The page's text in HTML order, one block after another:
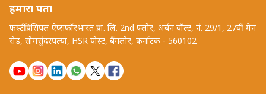
हमारा पता
फर्स्टप्रिंसिपल ऐप्सफॉरभारत प्रा. लि. 2nd फ्लोर, अर्बन वॉल्ट, नं. 29/1, 27वीं मेन
रोड, सोमसुंदरपल्या, HSR पोस्ट, बैंगलोर, कर्नाटक - 560102